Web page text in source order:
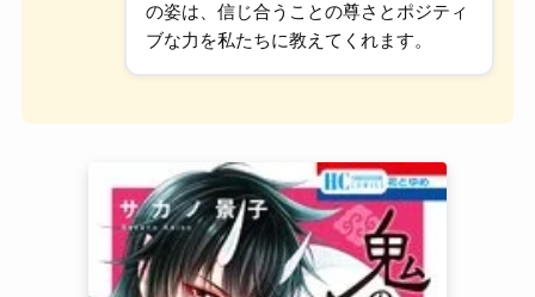
の姿は、信じ合うことの尊さとポジティ
ブな力を私たちに教えてくれます。